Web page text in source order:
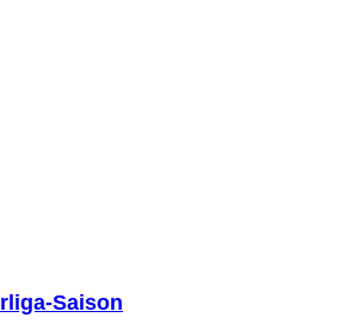
Saison